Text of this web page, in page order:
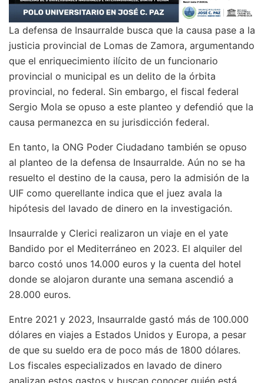
La defensa de Insaurralde busca que la causa pase a la
justicia provincial de Lomas de Zamora, argumentando
que el enriquecimiento ilícito de un funcionario
provincial o municipal es un delito de la órbita
provincial, no federal. Sin embargo, el fiscal federal
Sergio Mola se opuso a este planteo y defendió que la
causa permanezca en su jurisdicción federal.
En tanto, la ONG Poder Ciudadano también se opuso
al planteo de la defensa de Insaurralde. Aún no se ha
resuelto el destino de la causa, pero la admisión de la
UIF como querellante indica que el juez avala la
hipótesis del lavado de dinero en la investigación.
Insaurralde y Clerici realizaron un viaje en el yate
Bandido por el Mediterráneo en 2023. El alquiler del
barco costó unos 14.000 euros y la cuenta del hotel
donde se alojaron durante una semana ascendió a
28.000 euros.
Entre 2021 y 2023, Insaurralde gastó más de 100.000
dólares en viajes a Estados Unidos y Europa, a pesar
de que su sueldo era de poco más de 1800 dólares.
Los fiscales especializados en lavado de dinero
analizan estos gastos y buscan conocer quién está